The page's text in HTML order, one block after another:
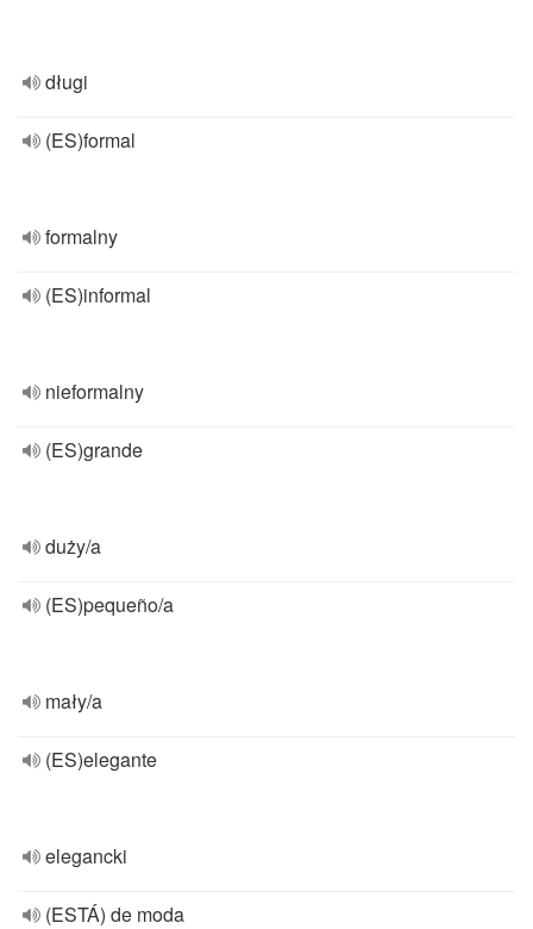
długi
(ES)formal
formalny
(ES)informal
nieformalny
(ES)grande
duży/a
(ES)pequeño/a
mały/a
(ES)elegante
elegancki
(ESTÁ) de moda